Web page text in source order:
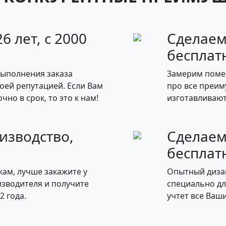
лет, с 2000
заказа
репутацией. Если Вам
в срок, то это к нам!
Замерим
про все
лучше закажите у
и получите
года.
Опытный
специально
учтет все